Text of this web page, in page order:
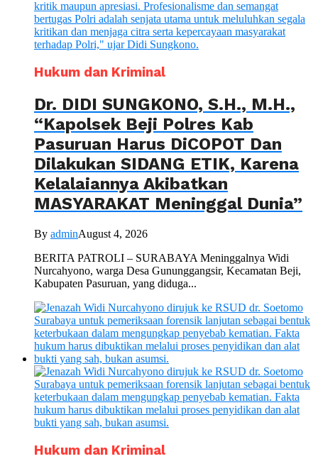
Hukum dan Kriminal
Dr. DIDI SUNGKONO, S.H., M.H.,
“Kapolsek Beji Polres Kab
Pasuruan Harus DiCOPOT Dan
Dilakukan SIDANG ETIK, Karena
Kelalaiannya Akibatkan
MASYARAKAT Meninggal Dunia”
By adminAugust 4, 2026
BERITA PATROLI – SURABAYA Meninggalnya Widi
Nurcahyono, warga Desa Gununggangsir, Kecamatan Beji,
Kabupaten Pasuruan, yang diduga...
Hukum dan Kriminal